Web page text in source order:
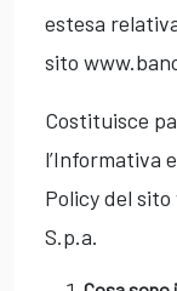
estesa
sito
Costituisce
l’Informativa
Policy del
S.p.a.